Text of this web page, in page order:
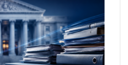
p
r
o
o
s